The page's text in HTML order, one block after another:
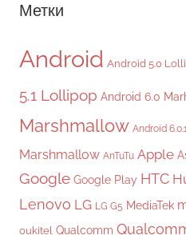
Метки
Android Android 5.0
5.1 Lollipop Android 6.0
Marshmallow Android
Marshmallow AnTuTu Apple
Google Google Play HTC
Lenovo LG LG G5 MediaTek
oukitel Qualcomm